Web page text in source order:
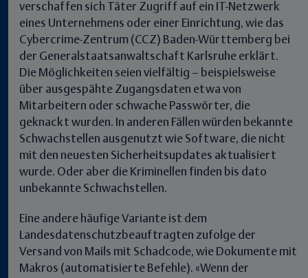
verschaffen sich Täter Zugriff auf ein IT-Netzwerk
eines Unternehmens oder einer Einrichtung, wie das
Cybercrime-Zentrum (CCZ) Baden-Württemberg bei
der Generalstaatsanwaltschaft Karlsruhe erklärt.
Die Möglichkeiten seien vielfältig – beispielsweise
über ausgespähte Zugangsdaten etwa von
Mitarbeitern oder schwache Passwörter, die
geknackt wurden. In anderen Fällen würden bekannte
Schwachstellen ausgenutzt wie Software, die nicht
mit den neuesten Sicherheitsupdates aktualisiert
wurde. Oder aber die Kriminellen finden bis dato
unbekannte Schwachstellen.
Eine andere häufige Variante ist dem
Landesdatenschutzbeauftragten zufolge der
Versand von Mails mit Schadcode, wie Dokumente mit
Makros (automatisierte Befehle). «Wenn der